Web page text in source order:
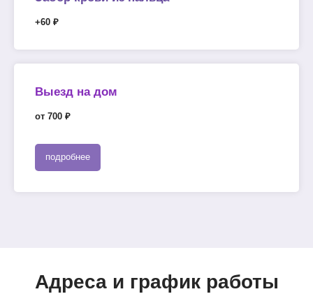
+60 ₽
Выезд на дом
от 700 ₽
подробнее
Адреса и график работы